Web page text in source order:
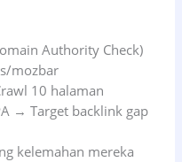
Authority Check)
mozbar
10 halaman
→ Target backlink gap
kelemahan mereka